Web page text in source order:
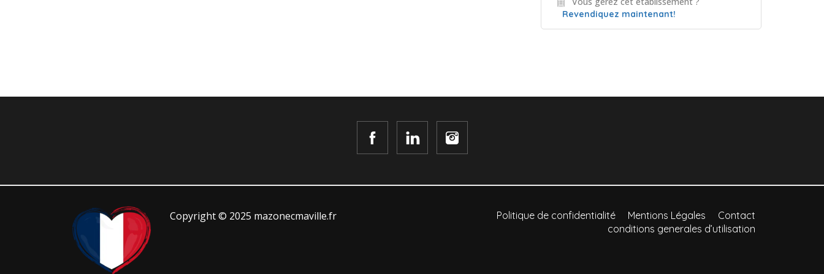
Revendiquez maintenant!
Copyright © 2025 mazonecmaville.fr Contact
Mentions Légales
Politique de confidentialité
conditions generales d’utilisation